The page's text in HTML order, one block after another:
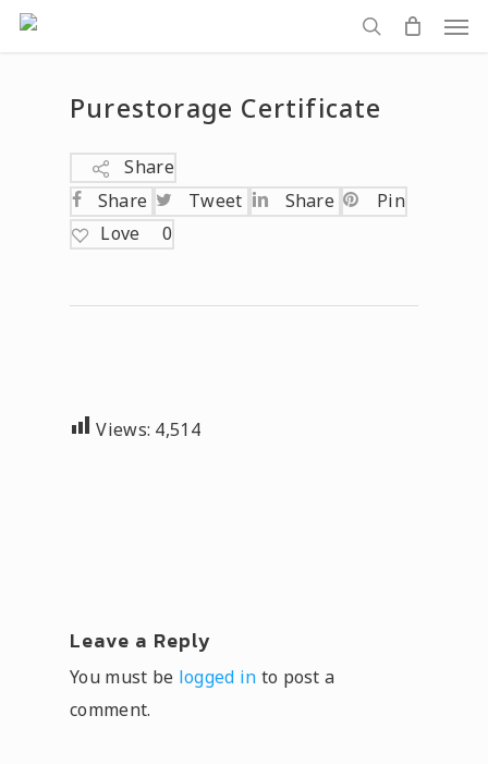
Skip
to
search
Purestorage Certificate
Share
Share
Tweet Share
Pin
Love
0
Views: 4,514
Leave a Reply
You must be logged in to post a
comment.